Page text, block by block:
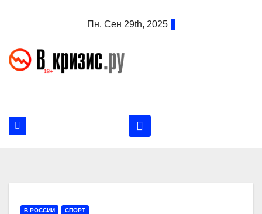
Пн. Сен 29th, 2025
В РОССИИ СПОРТ